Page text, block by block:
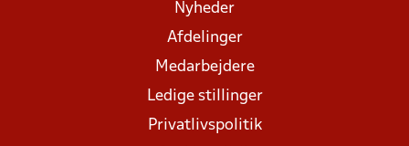
Nyheder
Afdelinger
Medarbejdere
Ledige stillinger
Privatlivspolitik